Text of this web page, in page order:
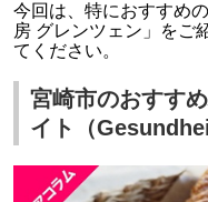
今回は、特におすすめ
房 グレンツェン」をご
てください。
宮崎市のおすす
イト（